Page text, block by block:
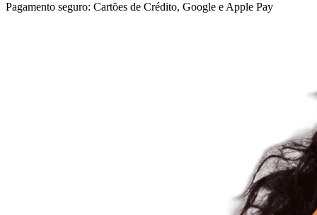
Pagamento seguro: Cartões de Crédito, Google e Apple Pay